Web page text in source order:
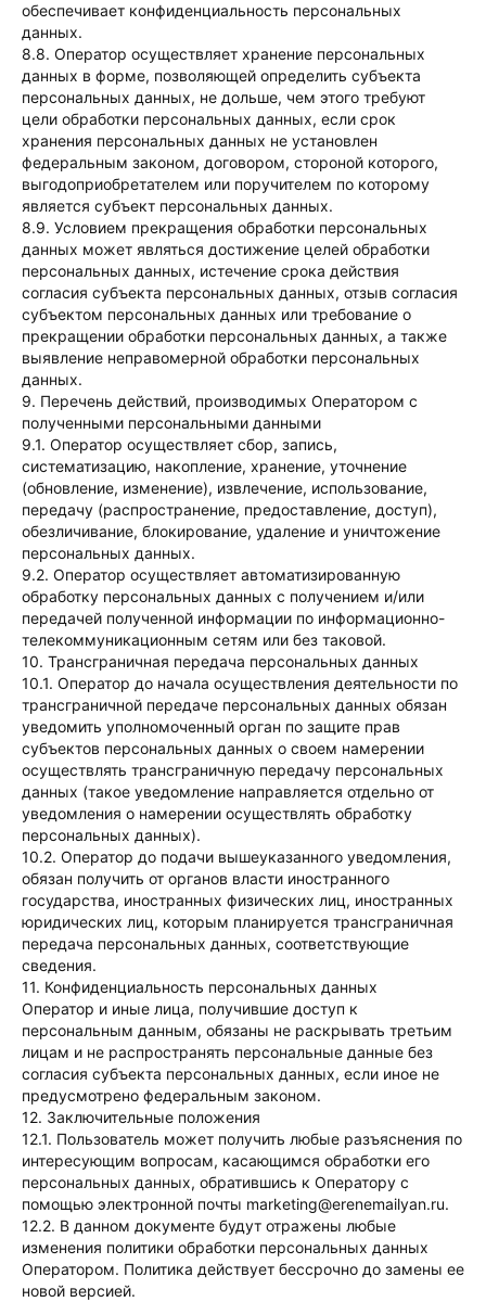
обеспечивает конфиденциальность персональных
данных.
8.8. Оператор осуществляет хранение персональных
данных в форме, позволяющей определить субъекта
персональных данных, не дольше, чем этого требуют
цели обработки персональных данных, если срок
хранения персональных данных не установлен
федеральным законом, договором, стороной которого,
выгодоприобретателем или поручителем по которому
является субъект персональных данных.
8.9. Условием прекращения обработки персональных
данных может являться достижение целей обработки
персональных данных, истечение срока действия
согласия субъекта персональных данных, отзыв согласия
субъектом персональных данных или требование о
прекращении обработки персональных данных, а также
выявление неправомерной обработки персональных
данных.
9. Перечень действий, производимых Оператором с
полученными персональными данными
9.1. Оператор осуществляет сбор, запись,
систематизацию, накопление, хранение, уточнение
(обновление, изменение), извлечение, использование,
передачу (распространение, предоставление, доступ),
обезличивание, блокирование, удаление и уничтожение
персональных данных.
9.2. Оператор осуществляет автоматизированную
обработку персональных данных с получением и/или
передачей полученной информации по информационно-
телекоммуникационным сетям или без таковой.
10. Трансграничная передача персональных данных
10.1. Оператор до начала осуществления деятельности по
трансграничной передаче персональных данных обязан
уведомить уполномоченный орган по защите прав
субъектов персональных данных о своем намерении
осуществлять трансграничную передачу персональных
данных (такое уведомление направляется отдельно от
уведомления о намерении осуществлять обработку
персональных данных).
10.2. Оператор до подачи вышеуказанного уведомления,
обязан получить от органов власти иностранного
государства, иностранных физических лиц, иностранных
юридических лиц, которым планируется трансграничная
передача персональных данных, соответствующие
сведения.
11. Конфиденциальность персональных данных
Оператор и иные лица, получившие доступ к
персональным данным, обязаны не раскрывать третьим
лицам и не распространять персональные данные без
согласия субъекта персональных данных, если иное не
предусмотрено федеральным законом.
12. Заключительные положения
12.1. Пользователь может получить любые разъяснения по
интересующим вопросам, касающимся обработки его
персональных данных, обратившись к Оператору с
помощью электронной почты marketing@erenemailyan.ru.
12.2. В данном документе будут отражены любые
изменения политики обработки персональных данных
Оператором. Политика действует бессрочно до замены ее
новой версией.
Международное маркетинговое
агентство полного цикла по
продвижению малого и среднего
бизнеса
Политика
конфиденциальности
Услуги
DigitalMailyan
Связь
ОБСУДИТЬ ПРОЕКТ
SMM
Таргетированная
реклама
Контекстная
реклама
Маркетинговое
сопровождение
Консультация
специалистов
Обучение
специалистов
mailyanerene@yandex.ru
+7-918-770-31-
13
О нас
Блог
Контакты
Кейсы
ОБЩЕСТВО С ОГРАНИЧЕННОЙ
ОТВЕТСТВЕННОСТЬЮ "ДИДЖИТАЛ МАИЛЯН"
ИНН 2632126530
ОГРН 1252600011597
КПП 263201001